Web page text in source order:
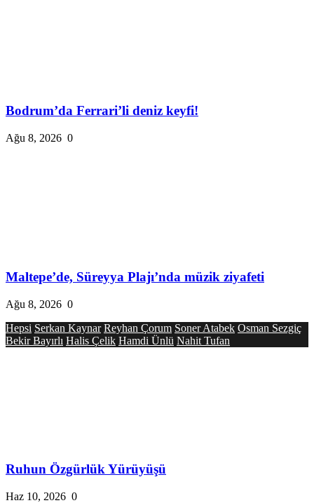
Bodrum’da Ferrari’li deniz keyfi!
Ağu 8, 2026 0
Maltepe’de, Süreyya Plajı’nda müzik ziyafeti
Ağu 8, 2026 0
Hepsi Serkan Kaynar Reyhan Çorum Soner Atabek Osman Sezgiç
Bekir Bayırlı Halis Çelik Hamdi Ünlü Nahit Tufan
Ruhun Özgürlük Yürüyüşü
Haz 10, 2026 0